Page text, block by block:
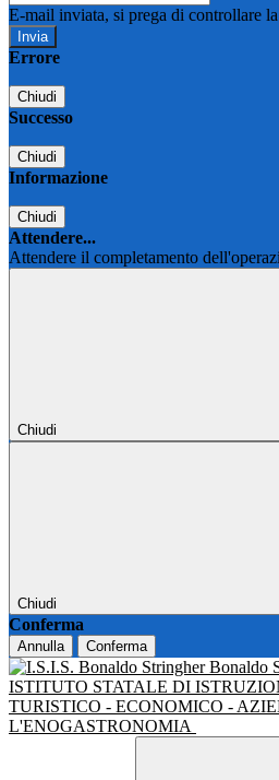
E-mail inviata, si prega di controllare
Errore
Chiudi
Successo
Chiudi
Informazione
Chiudi
Attendere...
Attendere il completamento
Chiudi
Chiudi
Conferma
Annulla Conferma
Bonaldo
ISTITUTO STATALE DI
TURISTICO - ECONOMICO -
L'ENOGASTRONOMIA